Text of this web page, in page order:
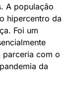
A população
hipercentro da
Foi um
parceria com o
da